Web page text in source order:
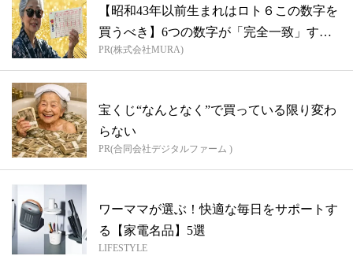
【昭和43年以前生まれはロト６この数字を
買うべき】6つの数字が「完全一致」する
方...
PR(株式会社MURA)
宝くじ“なんとなく”で買っている限り変わ
らない
PR(合同会社デジタルファーム )
ワーママが選ぶ！快適な毎日をサポートす
る【家電名品】5選
LIFESTYLE